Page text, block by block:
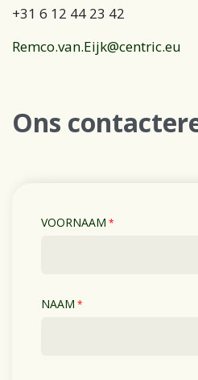
+31 6 12 44 23 42
Remco.van.Eijk@centric.eu
Ons
VOORNAAM *
NAAM *